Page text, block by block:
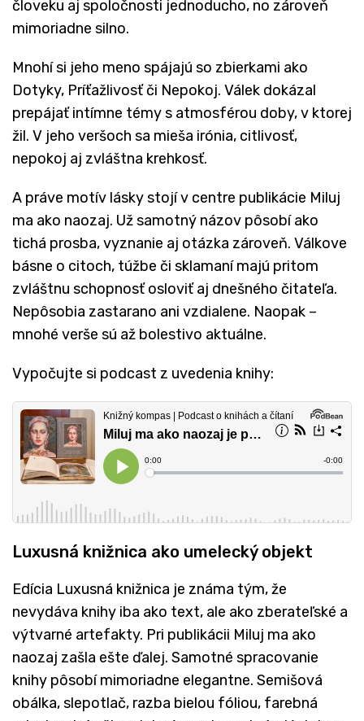
človeku aj spoločnosti jednoducho, no zároveň
mimoriadne silno.
Mnohí si jeho meno spájajú so zbierkami ako
Dotyky, Príťažlivosť či Nepokoj. Válek dokázal
prepájať intímne témy s atmosférou doby, v ktorej
žil. V jeho veršoch sa mieša irónia, citlivosť,
nepokoj aj zvláštna krehkosť.
A práve motív lásky stojí v centre publikácie Miluj
ma ako naozaj. Už samotný názov pôsobí ako
tichá prosba, vyznanie aj otázka zároveň. Válkove
básne o citoch, túžbe či sklamaní majú pritom
zvláštnu schopnosť osloviť aj dnešného čitateľa.
Nepôsobia zastarano ani vzdialene. Naopak –
mnohé verše sú až bolestivo aktuálne.
Vypočujte si podcast z uvedenia knihy:
Luxusná knižnica ako umelecký objekt
Edícia Luxusná knižnica je známa tým, že
nevydáva knihy iba ako text, ale ako zberateľské a
výtvarné artefakty. Pri publikácii Miluj ma ako
naozaj zašla ešte ďalej. Samotné spracovanie
knihy pôsobí mimoriadne elegantne. Semišová
obálka, slepotlač, razba bielou fóliou, farebná